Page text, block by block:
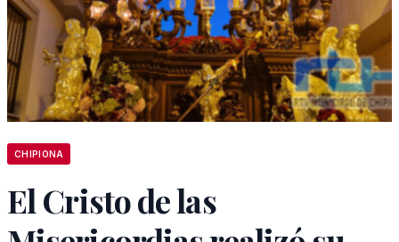
CHIPIONA
El Cristo de las